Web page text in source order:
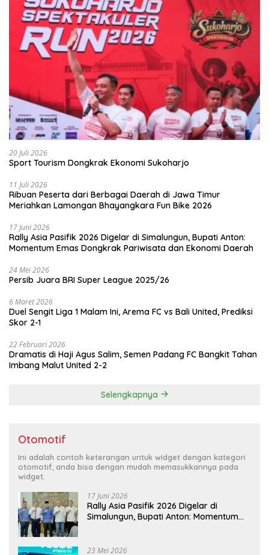
20 Juli 2026
Sport Tourism Dongkrak Ekonomi Sukoharjo
11 Juli 2026
Ribuan Peserta dari Berbagai Daerah di Jawa Timur
Meriahkan Lamongan Bhayangkara Fun Bike 2026
17 Juni 2026
Rally Asia Pasifik 2026 Digelar di Simalungun, Bupati Anton:
Momentum Emas Dongkrak Pariwisata dan Ekonomi Daerah
24 Mei 2026
Persib Juara BRI Super League 2025/26
6 Maret 2026
Duel Sengit Liga 1 Malam Ini, Arema FC vs Bali United, Prediksi
Skor 2-1
22 Februari 2026
Dramatis di Haji Agus Salim, Semen Padang FC Bangkit Tahan
Imbang Malut United 2-2
Selengkapnya
Otomotif
Ini adalah contoh keterangan untuk widget dengan kategori
otomotif, anda bisa dengan mudah memasukkannya pada
widget.
17 Juni 2026
Rally Asia Pasifik 2026 Digelar di
Simalungun, Bupati Anton: Momentum
23 Mei 2026